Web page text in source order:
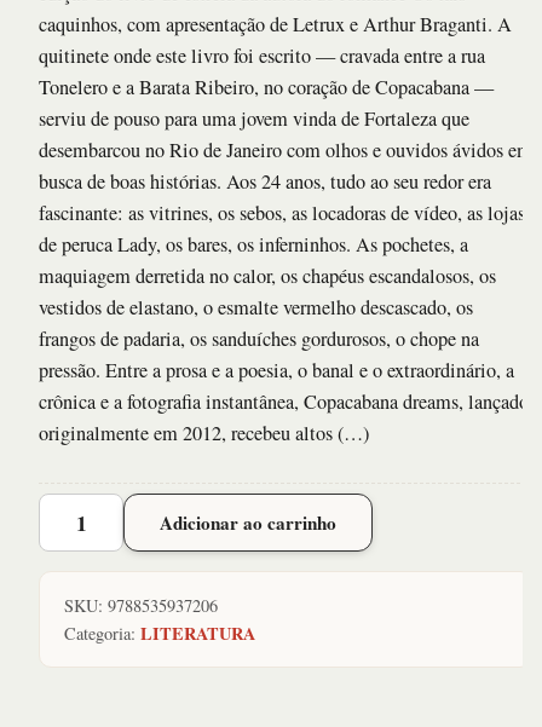
caquinhos, com apresentação de Letrux e Arthur Braganti. A
quitinete onde este livro foi escrito — cravada entre a rua
Tonelero e a Barata Ribeiro, no coração de Copacabana —
serviu de pouso para uma jovem vinda de Fortaleza que
desembarcou no Rio de Janeiro com olhos e ouvidos ávidos em
busca de boas histórias. Aos 24 anos, tudo ao seu redor era
fascinante: as vitrines, os sebos, as locadoras de vídeo, as lojas
de peruca Lady, os bares, os inferninhos. As pochetes, a
maquiagem derretida no calor, os chapéus escandalosos, os
vestidos de elastano, o esmalte vermelho descascado, os
frangos de padaria, os sanduíches gordurosos, o chope na
pressão. Entre a prosa e a poesia, o banal e o extraordinário, a
crônica e a fotografia instantânea, Copacabana dreams, lançado
originalmente em 2012, recebeu altos (…)
Copacabana
Dreams
Adicionar ao carrinho
SKU: 9788535937206
Categoria: LITERATURA